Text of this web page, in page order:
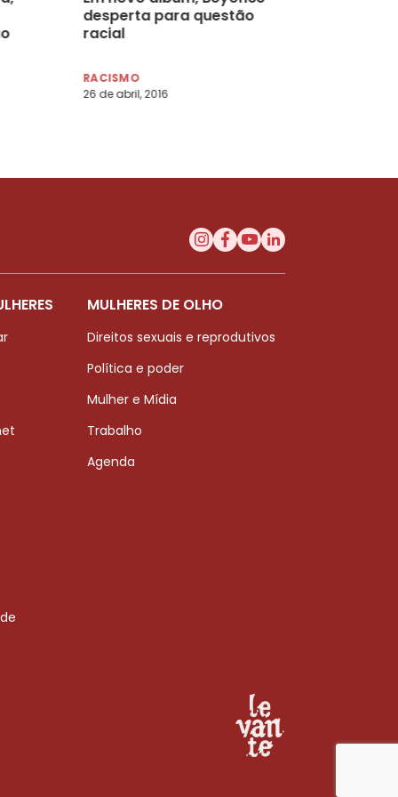
desperta para questão
racial
RACISMO
26 de abril, 2016
MULHERES DE OLHO
Direitos sexuais e reprodutivos
Política e poder
Mulher e Mídia
Trabalho
Agenda